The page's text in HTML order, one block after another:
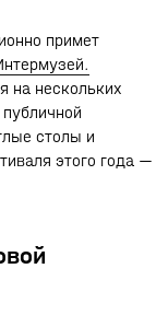
примет
на нескольких
столы и
этого года —